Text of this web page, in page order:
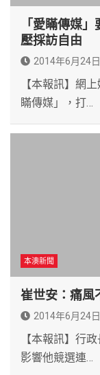
「愛瞞傳媒
壓採訪自由
2014年6月24日
【本報訊】網
瞞傳媒」，打…
本澳新聞
崔世安：痛風
2014年6月24日
【本報訊】行
影響他競選連…